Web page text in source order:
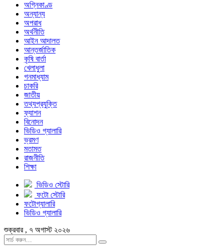
অগ্নিকাণ্ড
অন্যান্য
অপরাধ
অর্থনীতি
আইন আদালত
আন্তর্জাতিক
কৃষি বার্তা
খেলাধুলা
গনমাধ্যাম
চাকরি
জাতীয়
তথ্যপ্রযুক্তি
ফ্যাশন
বিনোদন
ভিডিও গ্যালারি
ভ্রমণ
মতামত
রাজনীতি
শিক্ষা
ভিডিও স্টোরি
ফটো স্টোরি
ফটোগ্যালারি
ভিডিও গ্যালারি
শুক্রবার , ৭ অগাস্ট ২০২৬